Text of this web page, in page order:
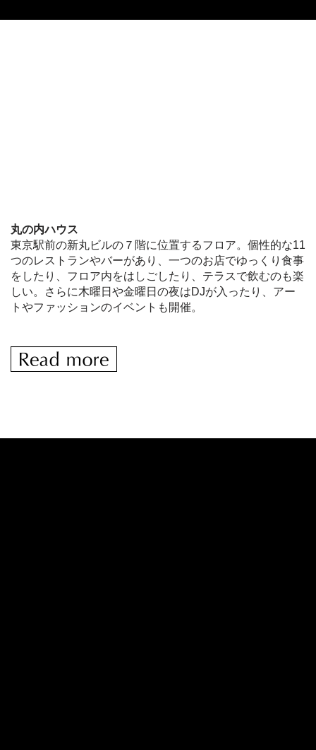
丸の内ハウス
東京駅前の新丸ビルの７階に位置するフロア。個性的な11
つのレストランやバーがあり、一つのお店でゆっくり食事
をしたり、フロア内をはしごしたり、テラスで飲むのも楽
しい。さらに木曜日や金曜日の夜はDJが入ったり、アー
トやファッションのイベントも開催。